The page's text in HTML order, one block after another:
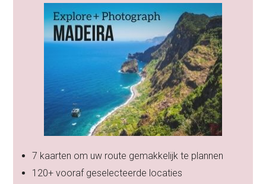
7 kaarten om uw route gemakkelijk te plannen
120+ vooraf geselecteerde locaties